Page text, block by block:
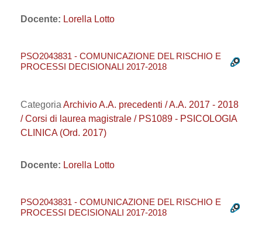
Docente: Lorella Lotto
PSO2043831 - COMUNICAZIONE DEL RISCHIO E
PROCESSI DECISIONALI 2017-2018
Categoria Archivio A.A. precedenti / A.A. 2017 - 2018
/ Corsi di laurea magistrale / PS1089 - PSICOLOGIA
CLINICA (Ord. 2017)
Docente: Lorella Lotto
PSO2043831 - COMUNICAZIONE DEL RISCHIO E
PROCESSI DECISIONALI 2017-2018